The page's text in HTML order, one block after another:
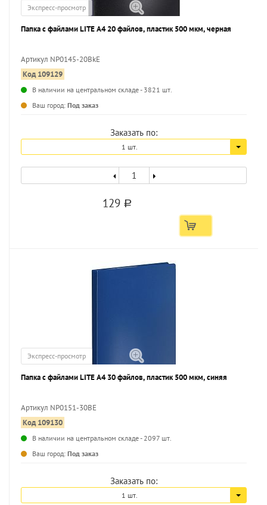
Экспресс-просмотр
Папка с файлами LITE А4 20 файлов, пластик 500 мкм, черная
Артикул NP0145-20BkE
Код 109129
В наличии на центральном складе - 3821 шт.
Ваш город: Под заказ
Заказать по:
1 шт.
129 a
Экспресс-просмотр
Папка с файлами LITE А4 30 файлов, пластик 500 мкм, синяя
Артикул NP0151-30BE
Код 109130
В наличии на центральном складе - 2097 шт.
Ваш город: Под заказ
Заказать по:
1 шт.